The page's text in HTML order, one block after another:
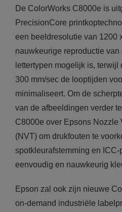
De ColorWorks C8000e is
PrecisionCore
een beeldresolutie van 1200
nauwkeurige reproductie
lettertypen mogelijk is,
300 mm/sec de looptijden
minimaliseert. Om de
van de afbeeldingen verder
C8000e over Epsons Nozzle
(NVT) om drukfouten te
spotkleurafstemming en
eenvoudig en nauwkeurig
Epson zal ook zijn nieuwe
on-demand industriële